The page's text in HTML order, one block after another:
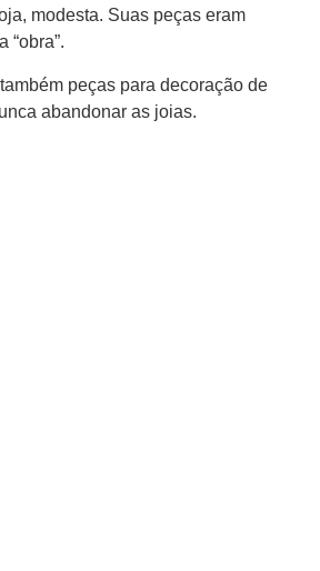
modesta. Suas peças eram
peças para decoração de
abandonar as joias.